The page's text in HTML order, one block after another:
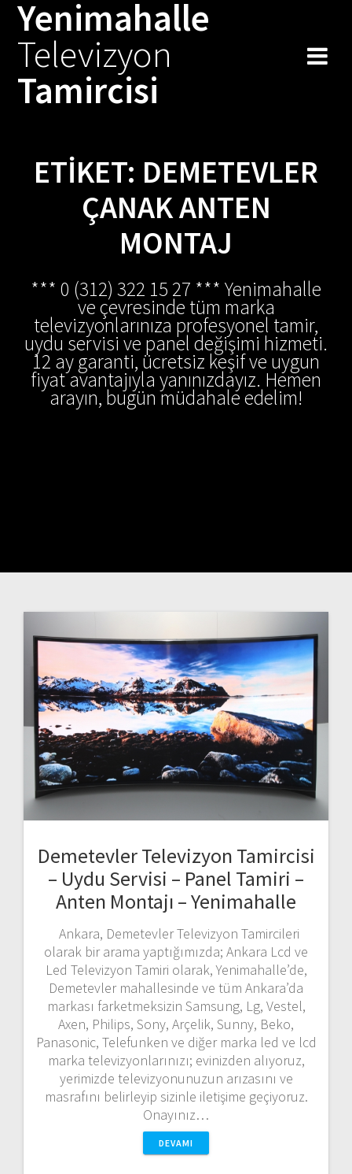
Skip
to
Yenimahalle
Televizyon
Tamircisi
ETIKET: DEMETEVLER
ÇANAK ANTEN
MONTAJ
*** 0 (312) 322 15 27 *** Yenimahalle
ve çevresinde tüm marka
televizyonlarınıza profesyonel tamir,
uydu servisi ve panel değişimi hizmeti.
12 ay garanti, ücretsiz keşif ve uygun
fiyat avantajıyla yanınızdayız. Hemen
arayın, bugün müdahale edelim!
Demetevler Televizyon Tamircisi
– Uydu Servisi – Panel Tamiri –
Anten Montajı – Yenimahalle
Ankara, Demetevler Televizyon Tamircileri
olarak bir arama yaptığımızda; Ankara Lcd ve
Led Televizyon Tamiri olarak, Yenimahalle’de,
Demetevler mahallesinde ve tüm Ankara’da
markası farketmeksizin Samsung, Lg, Vestel,
Axen, Philips, Sony, Arçelik, Sunny, Beko,
Panasonic, Telefunken ve diğer marka led ve lcd
marka televizyonlarınızı; evinizden alıyoruz,
yerimizde televizyonunuzun arızasını ve
masrafını belirleyip sizinle iletişime geçiyoruz.
Onayınız…
DEVAMI